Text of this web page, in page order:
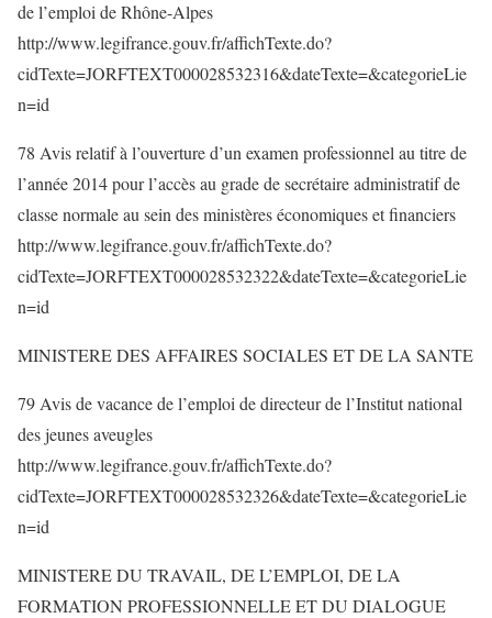
de l’emploi de Rhône-Alpes
http://www.legifrance.gouv.fr/affichTexte.do?
cidTexte=JORFTEXT000028532316&dateTexte=&categorieLie
n=id
78 Avis relatif à l’ouverture d’un examen professionnel au titre de
l’année 2014 pour l’accès au grade de secrétaire administratif de
classe normale au sein des ministères économiques et financiers
http://www.legifrance.gouv.fr/affichTexte.do?
cidTexte=JORFTEXT000028532322&dateTexte=&categorieLie
n=id
MINISTERE DES AFFAIRES SOCIALES ET DE LA SANTE
79 Avis de vacance de l’emploi de directeur de l’Institut national
des jeunes aveugles
http://www.legifrance.gouv.fr/affichTexte.do?
cidTexte=JORFTEXT000028532326&dateTexte=&categorieLie
n=id
MINISTERE DU TRAVAIL, DE L’EMPLOI, DE LA
FORMATION PROFESSIONNELLE ET DU DIALOGUE